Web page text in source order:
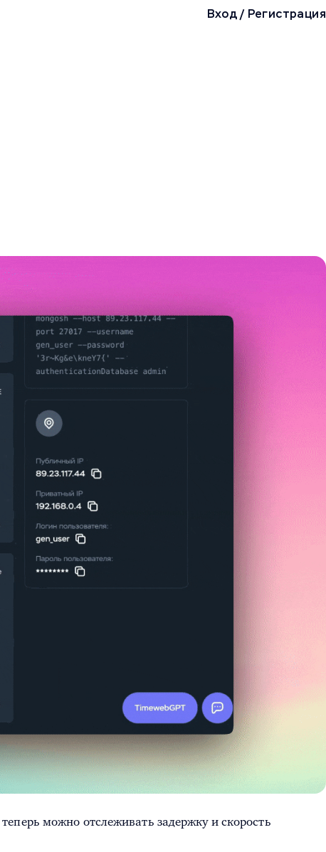
Вход/ Регистрация
теперь можно отслеживать задержку и скорость